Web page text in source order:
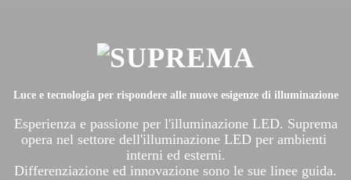
Luce e tecnologia per rispondere alle nuove esigenze di illuminazione
Esperienza e passione per l'illuminazione LED. Suprema
opera nel settore dell'illuminazione LED per ambienti
interni ed esterni.
Differenziazione ed innovazione sono le sue linee guida.